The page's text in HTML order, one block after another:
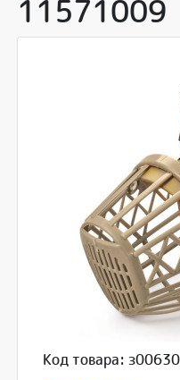
11571009
Код товара: